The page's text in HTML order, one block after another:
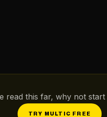
read this far, why not start
TRY MULTIC FREE